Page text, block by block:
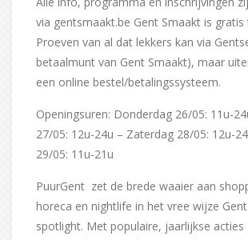
via gentsmaakt.be Gent Smaakt is gratis
Proeven van al dat lekkers kan via
betaalmunt van Gent Smaakt), maar
een online bestel/betalingssysteem.
Openingsuren: Donderdag 26/05: 11u-
27/05: 12u-24u – Zaterdag 28/05: 12u-
29/05: 11u-21u
PuurGent zet de brede waaier aan
horeca en nightlife in het vree wijze
spotlight. Met populaire, jaarlijkse acties